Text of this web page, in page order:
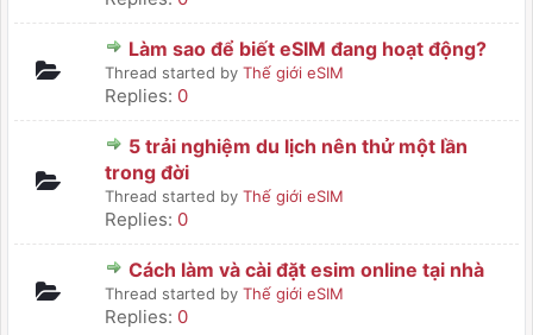
Làm sao để biết eSIM đang hoạt động?
Thread started by Thế giới eSIM
Replies: 0
5 trải nghiệm du lịch nên thử một lần
trong đời
Thread started by Thế giới eSIM
Replies: 0
Cách làm và cài đặt esim online tại nhà
Thread started by Thế giới eSIM
Replies: 0